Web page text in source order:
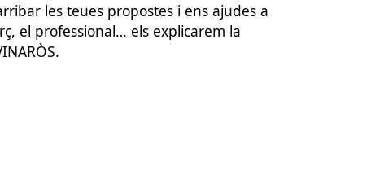
les teues propostes i ens ajudes a
el professional… els explicarem la